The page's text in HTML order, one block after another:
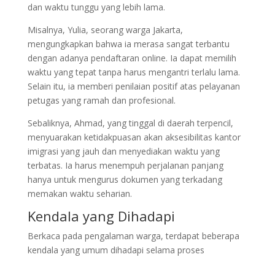
dan waktu tunggu yang lebih lama.
Misalnya, Yulia, seorang warga Jakarta,
mengungkapkan bahwa ia merasa sangat terbantu
dengan adanya pendaftaran online. Ia dapat memilih
waktu yang tepat tanpa harus mengantri terlalu lama.
Selain itu, ia memberi penilaian positif atas pelayanan
petugas yang ramah dan profesional.
Sebaliknya, Ahmad, yang tinggal di daerah terpencil,
menyuarakan ketidakpuasan akan aksesibilitas kantor
imigrasi yang jauh dan menyediakan waktu yang
terbatas. Ia harus menempuh perjalanan panjang
hanya untuk mengurus dokumen yang terkadang
memakan waktu seharian.
Kendala yang Dihadapi
Berkaca pada pengalaman warga, terdapat beberapa
kendala yang umum dihadapi selama proses